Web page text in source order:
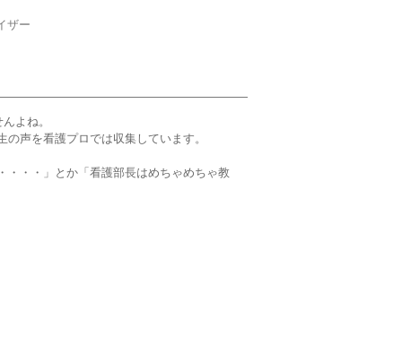
ザー
よね。
声を看護プロでは収集しています。
・・・」とか「看護部長はめちゃめちゃ教